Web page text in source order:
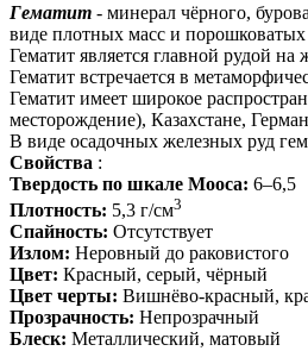
Гематит - минерал чёрного,
виде плотных масс и
Гематит является главной рудой на
Гематит встречается в
Гематит имеет широкое
месторождение), Казахстане,
В виде осадочных железных руд
Свойства :
Твердость по шкале Мооса: 6–6,5
Плотность: 5,3 г/см3
Спайность: Отсутствует
Излом: Неровный до раковистого
Цвет: Красный, серый, чёрный
Цвет черты: Вишнёво-красный,
Прозрачность: Непрозрачный
Блеск: Металлический, матовый